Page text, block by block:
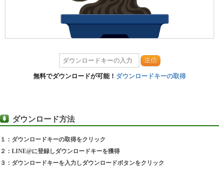
送信
無料でダウンロードが可能！ ダウンロードキーの取得
ダウンロード方法
１：ダウンロードキーの取得をクリック
２：LINE@に登録しダウンロードキーを獲得
３：ダウンロードキーを入力しダウンロードボタンをクリック